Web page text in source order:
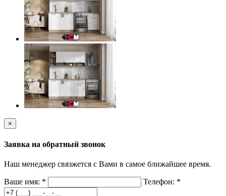
×
Заявка на обратный звонок
Наш менеджер связжется с Вами в самое ближайшее время.
Ваше имя: * Телефон: *